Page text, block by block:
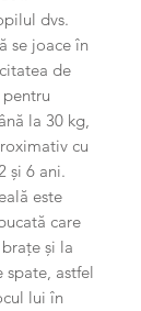
dvs.
se joace în
de
la 30 kg,
cu
și 6 ani.
este
care
și la
spate, astfel
lui în